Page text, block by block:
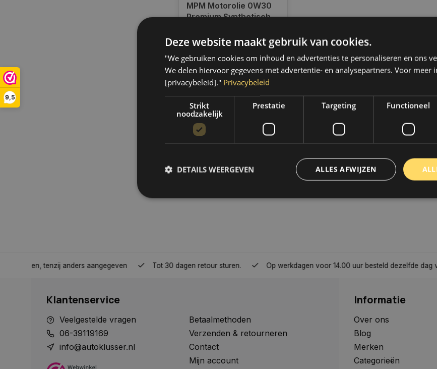
9,5
MPM Motorolie 0W30
Premium Synthetisch
Op werkdagen voor 14.00
uur besteld, dezelfde dag
verzonden. Boven de 50,-
gratis verzending. (NL &
BE)
€16,45
Vergelijk
tenzij anders aangegeven Tot 30 dagen retour sturen. Op werkdagen voor 14.00 uur besteld dezelfde dag
Klantenservice
Veelgestelde vragen
06-39119169
info@autoklusser.nl
Betaalmethoden
Verzenden & retourneren
Contact
Mijn account
Informatie
Over ons
Blog
Merken
Categorieën
Deze website maakt gebruik van cookies.
"We gebruiken cookies om inhoud en advertenties te personaliseren en ons
We delen hiervoor gegevens met advertentie- en analysepartners. Voor meer
[privacybeleid]." Privacybeleid
Strikt
noodzakelijk
Prestatie Targeting Functioneel
ALLES AFWIJZEN
DETAILS WEERGEVEN
Dit cookie wordt gebruikt
sessie ID wordt gebruikt om
consistente
te zorgen dat pagina
worden onthouden van
geen persoonlijke gegevens
__cf_bm
Deze cookie wordt gebruikt